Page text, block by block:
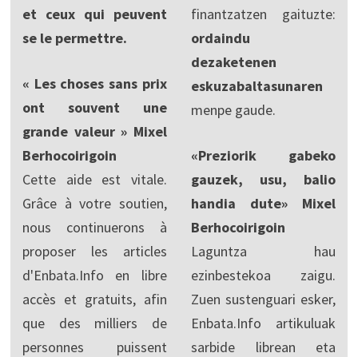
et ceux qui peuvent
se le permettre.
« Les choses sans prix
ont souvent une
grande valeur » Mixel
Berhocoirigoin
Cette aide est vitale.
Grâce à votre soutien,
nous continuerons à
proposer les articles
d'Enbata.Info en libre
accès et gratuits, afin
que des milliers de
personnes puissent
finantzatzen gaituzte:
ordaindu
dezaketenen
eskuzabaltasunaren
menpe gaude.
«Preziorik gabeko
gauzek, usu, balio
handia dute» Mixel
Berhocoirigoin
Laguntza hau
ezinbestekoa zaigu.
Zuen sustenguari esker,
Enbata.Info artikuluak
sarbide librean eta